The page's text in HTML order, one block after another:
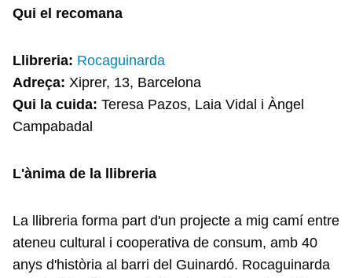
Qui el recomana
Llibreria: Rocaguinarda
Adreça: Xiprer, 13, Barcelona
Qui la cuida: Teresa Pazos, Laia Vidal i Àngel
Campabadal
L'ànima de la llibreria
La llibreria forma part d'un projecte a mig camí entre
ateneu cultural i cooperativa de consum, amb 40
anys d'història al barri del Guinardó. Rocaguinarda